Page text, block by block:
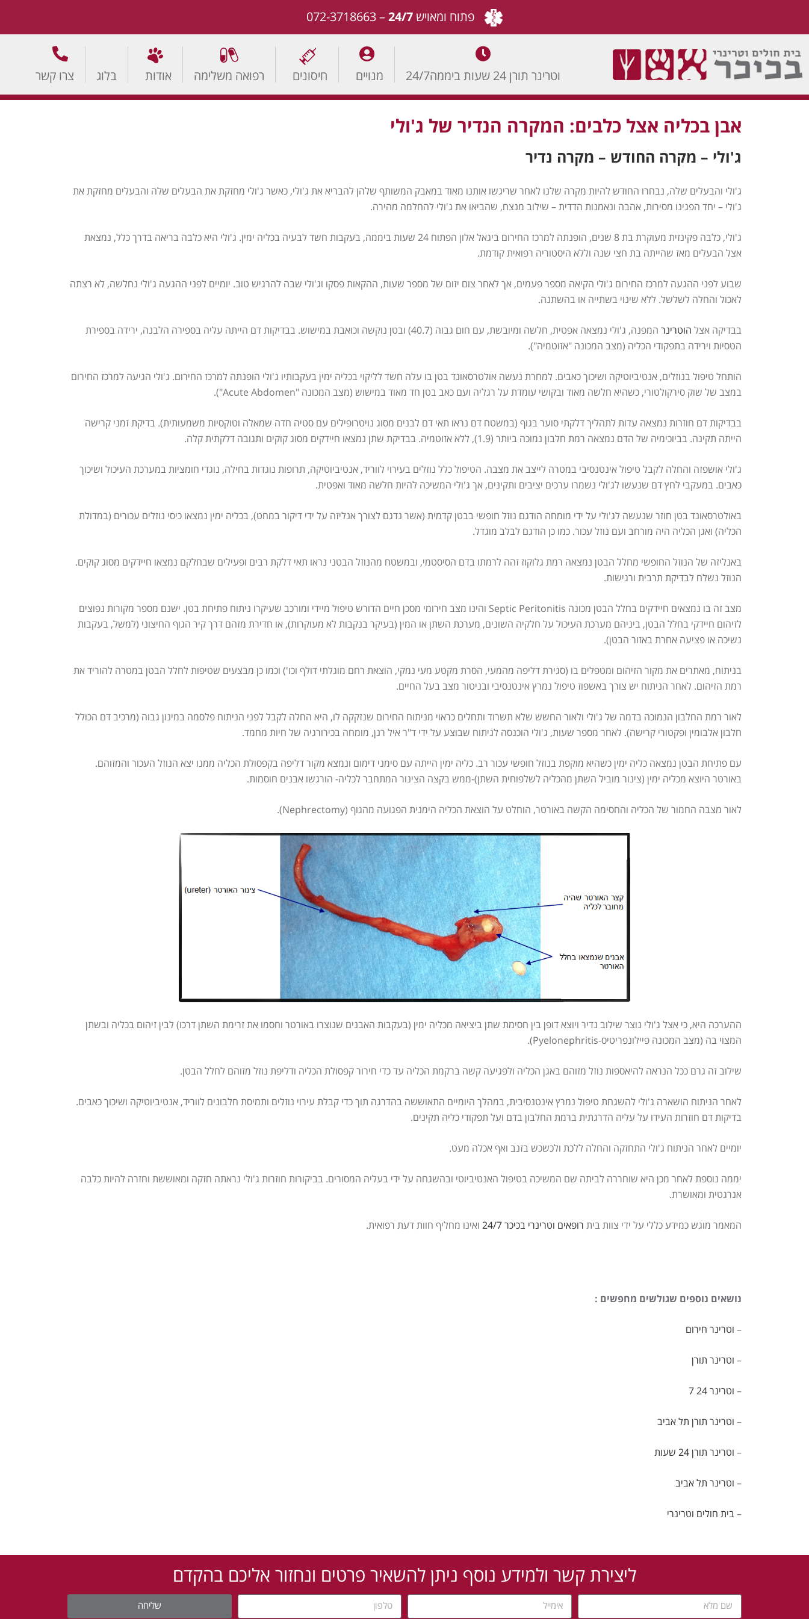
פתוח ומאויש 24/7
–
072-3718663
וטרינר תורן 24 שעות ביממה24/7 מנויים חיסונים רפואה משלימה אודות בלוג צרו קשר
אבן בכליה אצל כלבים: המקרה הנדיר של ג'ולי
ג'ולי – מקרה החודש – מקרה נדיר
ג'ולי והבעלים שלה, נבחרו החודש להיות מקרה שלנו לאחר שריגשו אותנו מאוד במאבק המשותף שלהן להבריא את ג'ולי, כאשר ג'ולי מחזקת את הבעלים שלה והבעלים מחזקת את
ג'ולי – יחד הפגינו מסירות, אהבה ונאמנות הדדית – שילוב מנצח, שהביאו את ג'ולי להחלמה מהירה.
ג'ולי, כלבה פקינזית מעוקרת בת 8 שנים, הופנתה למרכז החירום ביגאל אלון הפתוח 24 שעות ביממה, בעקבות חשד לבעיה בכליה ימין. ג'ולי היא כלבה בריאה בדרך כלל, נמצאת
אצל הבעלים מאז שהייתה בת חצי שנה וללא היסטוריה רפואית קודמת.
שבוע לפני ההגעה למרכז החירום ג'ולי הקיאה מספר פעמים, אך לאחר צום יזום של מספר שעות, ההקאות פסקו וג'ולי שבה להרגיש טוב. יומיים לפני ההגעה ג'ולי נחלשה, לא רצתה
לאכול והחלה לשלשל. ללא שינוי בשתייה או בהשתנה.
בבדיקה אצל הוטרינר
המפנה, ג'ולי נמצאה אפטית, חלשה ומיובשת, עם חום גבוה (40.7) ובטן נוקשה וכואבת במישוש. בבדיקות דם הייתה עליה בספירה הלבנה, ירידה בספירת
הטסיות וירידה בתפקודי הכליה (מצב המכונה "אזוטמיה").
הותחל טיפול בנוזלים, אנטיביוטיקה ושיכוך כאבים. למחרת נעשה אולטרסאונד בטן בו עלה חשד לליקוי בכליה ימין בעקבותיו ג'ולי הופנתה למרכז החירום. ג'ולי הגיעה למרכז החירום
במצב של שוק סירקולטורי, כשהיא חלשה מאוד ובקושי עומדת על רגליה ועם כאב בטן חד מאוד במישוש (מצב המכונה "Acute Abdomen").
בבדיקות דם חוזרות נמצאה עדות לתהליך דלקתי סוער בגוף (במשטח דם נראו תאי דם לבנים מסוג נויטרופילים עם סטיה חדה שמאלה וטוקסיות משמעותית). בדיקת זמני קרישה
הייתה תקינה. בביוכימיה של הדם נמצאה רמת חלבון נמוכה ביותר (1.9), ללא אזוטמיה. בבדיקת שתן נמצאו חיידקים מסוג קוקים ותגובה דלקתית קלה.
ג'ולי אושפזה והחלה לקבל טיפול אינטנסיבי במטרה לייצב את מצבה. הטיפול כלל נוזלים בעירוי לווריד, אנטיביוטיקה, תרופות נוגדות בחילה, נוגדי חומציות במערכת העיכול ושיכוך
כאבים. במעקבי לחץ דם שנעשו לג'ולי נשמרו ערכים יציבים ותקינים, אך ג'ולי המשיכה להיות חלשה מאוד ואפטית.
באולטרסאונד בטן חוזר שנעשה לג'ולי על ידי מומחה הודגם נוזל חופשי בבטן קדמית (אשר נדגם לצורך אנליזה על ידי דיקור במחט), בכליה ימין נמצאו כיסי נוזלים עכורים (במדולת
הכליה) ואגן הכליה היה מורחב ועם נוזל עכור. כמו כן הודגם לבלב מוגדל.
באנליזה של הנוזל החופשי מחלל הבטן נמצאה רמת גלוקוז זהה לרמתו בדם הסיסטמי, ובמשטח מהנוזל הבטני נראו תאי דלקת רבים ופעילים שבחלקם נמצאו חיידקים מסוג קוקים.
הנוזל נשלח לבדיקת תרבית ורגישות.
מצב זה בו נמצאים חיידקים בחלל הבטן מכונה Septic Peritonitis והינו מצב חירומי מסכן חיים הדורש טיפול מיידי ומורכב שעיקרו ניתוח פתיחת בטן. ישנם מספר מקורות נפוצים
לזיהום חיידקי בחלל הבטן, ביניהם מערכת העיכול על חלקיה השונים, מערכת השתן או המין (בעיקר בנקבות לא מעוקרות), או חדירת מזהם דרך קיר הגוף החיצוני (למשל, בעקבות
נשיכה או פציעה אחרת באזור הבטן).
בניתוח, מאתרים את מקור הזיהום ומטפלים בו (סגירת דליפה מהמעי, הסרת מקטע מעי נמקי, הוצאת רחם מוגלתי דולף וכו') וכמו כן מבצעים שטיפות לחלל הבטן במטרה להוריד את
רמת הזיהום. לאחר הניתוח יש צורך באשפוז טיפול נמרץ אינטנסיבי ובניטור מצב בעל החיים.
לאור רמת החלבון הנמוכה בדמה של ג'ולי ולאור החשש שלא תשרוד ותחלים כראוי מניתוח החירום שנזקקה לו, היא החלה לקבל לפני הניתוח פלסמה במינון גבוה (מרכיב דם הכולל
חלבון אלבומין ופקטורי קרישה). לאחר מספר שעות, ג'ולי הוכנסה לניתוח שבוצע על ידי ד"ר איל רנן, מומחה בכירורגיה של חיות מחמד.
עם פתיחת הבטן נמצאה כליה ימין כשהיא מוקפת בנוזל חופשי עכור רב. כליה ימין הייתה עם סימני דימום ונמצא מקור דליפה בקפסולת הכליה ממנו יצא הנוזל העכור והמזוהם.
באורטר היוצא מכליה ימין (צינור מוביל השתן מהכליה לשלפוחית השתן)-ממש בקצה הצינור המתחבר לכליה- הורגשו אבנים חוסמות.
לאור מצבה החמור של הכליה והחסימה הקשה באורטר, הוחלט על הוצאת הכליה הימנית הפגועה מהגוף (Nephrectomy).
ההערכה היא, כי אצל ג'ולי נוצר שילוב נדיר ויוצא דופן בין חסימת שתן ביציאה מכליה ימין (בעקבות האבנים שנוצרו באורטר וחסמו את זרימת השתן דרכו) לבין זיהום בכליה ובשתן
המצוי בה (מצב המכונה פיילונפריטיס-Pyelonephritis).
שילוב זה גרם ככל הנראה להיאספות נוזל מזוהם באגן הכליה ולפגיעה קשה ברקמת הכליה עד כדי חירור קפסולת הכליה ודליפת נוזל מזוהם לחלל הבטן.
לאחר הניתוח הושארה ג'ולי להשגחת טיפול נמרץ אינטנסיבית, במהלך היומיים התאוששה בהדרגה תוך כדי קבלת עירוי נוזלים ותמיסת חלבונים לווריד, אנטיביוטיקה ושיכוך כאבים.
בדיקות דם חוזרות העידו על עליה הדרגתית ברמת החלבון בדם ועל תפקודי כליה תקינים.
יומיים לאחר הניתוח ג'ולי התחזקה והחלה ללכת ולכשכש בזנב ואף אכלה מעט.
יממה נוספת לאחר מכן היא שוחררה לביתה שם המשיכה בטיפול האנטיביוטי ובהשגחה על ידי בעליה המסורים. בביקורות חוזרות ג'ולי נראתה חזקה ומאוששת וחזרה להיות כלבה
אנרגטית ומאושרת.
המאמר מוגש כמידע כללי על ידי צוות בית רופאים וטרינרי בכיכר 24/7 ואינו מחליף חוות דעת רפואית.
נושאים נוספים שגולשים מחפשים :
– וטרינר חירום
– וטרינר תורן
– וטרינר 24 7
– וטרינר תורן תל אביב
– וטרינר תורן 24 שעות
– וטרינר תל אביב
– בית חולים וטרינרי
ליצירת קשר ולמידע נוסף ניתן להשאיר פרטים ונחזור אליכם בהקדם
שליחה